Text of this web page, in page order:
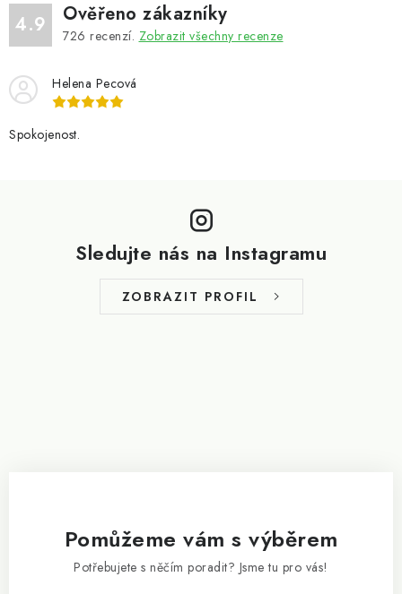
4.9 Ověřeno zákazníky
726 recenzí. Zobrazit všechny recenze
Helena Pecová
Spokojenost.
Sledujte nás na Instagramu
ZOBRAZIT PROFIL
Pomůžeme vám s výběrem
Potřebujete s něčím poradit? Jsme tu pro vás!